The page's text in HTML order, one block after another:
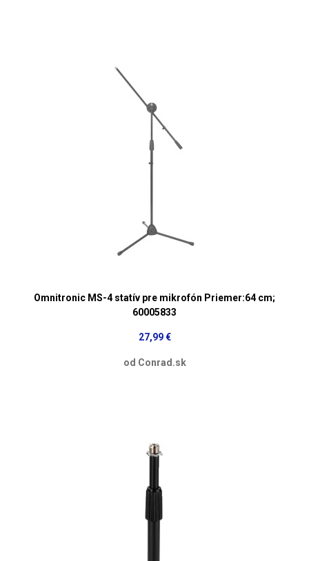
Omnitronic MS-4 statív pre mikrofón Priemer:64 cm;
60005833
27,99 €
od Conrad.sk